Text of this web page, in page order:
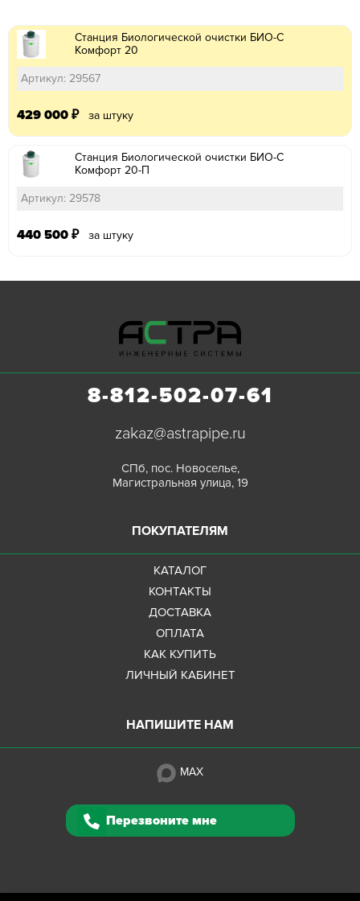
Станция Биологической очистки БИО-С
Комфорт 20
Артикул: 29567
429 000 ₽ за штуку
Станция Биологической очистки БИО-С
Комфорт 20-П
Артикул: 29578
440 500 ₽ за штуку
8-812-502-07-61
zakaz@astrapipe.ru
СПб, пос. Новоселье,
Магистральная улица, 19
ПОКУПАТЕЛЯМ
КАТАЛОГ
КОНТАКТЫ
ДОСТАВКА
ОПЛАТА
КАК КУПИТЬ
ЛИЧНЫЙ КАБИНЕТ
НАПИШИТЕ НАМ
MAX
Перезвоните мне